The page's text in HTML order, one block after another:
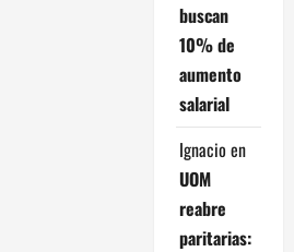
buscan
10% de
aumento
salarial
Ignacio en
UOM
reabre
paritarias: